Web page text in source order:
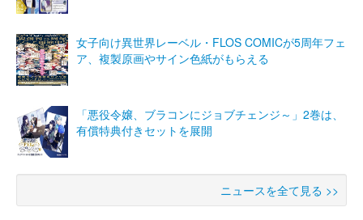
女子向け異世界レーベル・FLOS COMICが5周年フェ
ア、複製原画やサイン色紙がもらえる
「悪役令嬢、ブラコンにジョブチェンジ～」2巻は、
有償特典付きセットを展開
ニュースを全て見る >>